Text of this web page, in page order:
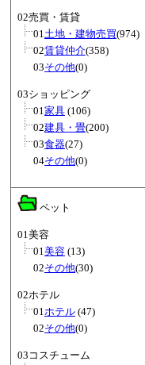
02売買・賃貸
01土地・建物売買(974)
02賃貸仲介(358)
03その他(0)
03ショッピング
01家具 (106)
02建具・畳(200)
03食器(27)
04その他(0)
ペット
01美容
01美容 (13)
02その他(30)
02ホテル
01ホテル (47)
02その他(0)
03コスチューム